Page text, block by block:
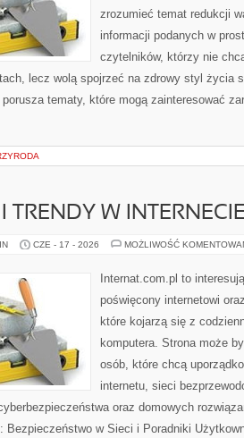
zrozumieć temat redukcji
informacji podanych w
czytelników, którzy nie
lecz wolą spojrzeć na zdrowy styl życia
tematy, które mogą zainteresować
TRENDY W
CZE - 17 - 2026 MOŻLIWOŚĆ
Internat.com.pl to
poświęcony internetowi
które kojarzą się z
komputera. Strona może
osób, które chcą
internetu, sieci
oraz domowych
Bezpieczeństwo w Sieci i Poradniki